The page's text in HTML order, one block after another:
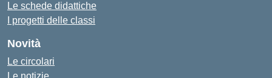
Le schede didattiche
I progetti delle classi
Novità
Le circolari
Le notizie